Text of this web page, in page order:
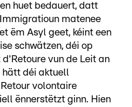
huet bedauert, datt
matenee
ëm Asyl geet, kéint een
schwätzen, déi op
d'Retoure vun de Leit an
hätt déi aktuell
volontaire
ënnerstëtzt ginn. Hien